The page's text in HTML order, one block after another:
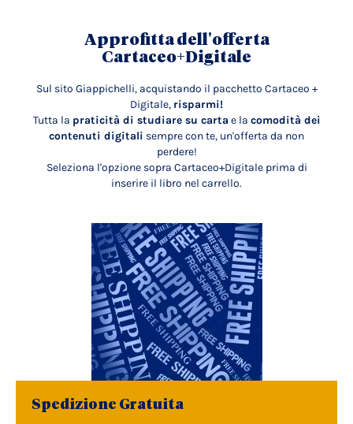
Approfitta dell'offerta
Cartaceo+Digitale
Sul sito Giappichelli, acquistando il pacchetto Cartaceo +
Digitale, risparmi!
Tutta la praticità di studiare su carta e la comodità dei
contenuti digitali sempre con te, un'offerta da non
perdere!
Seleziona l'opzione sopra Cartaceo+Digitale prima di
inserire il libro nel carrello.
Spedizione Gratuita